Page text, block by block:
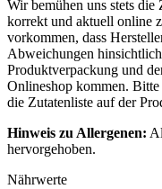
Wir bemühen uns stets
korrekt und aktuell online
vorkommen, dass
Abweichungen
Produktverpackung und
Onlineshop kommen.
die Zutatenliste auf der
Hinweis zu Allergenen:
hervorgehoben.
Nährwerte